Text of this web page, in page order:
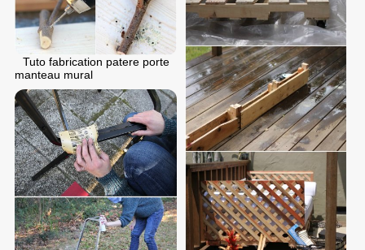
Tuto fabrication patere porte
manteau mural